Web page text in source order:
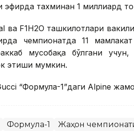
эфирда тахминан 1 миллиард
ва F1H2O ташкилотлари
чемпионатда 11
мусобақа бўлгани
этиши мумкин.
“Формула-1”даги Alpine
Формула-1 Жаҳон